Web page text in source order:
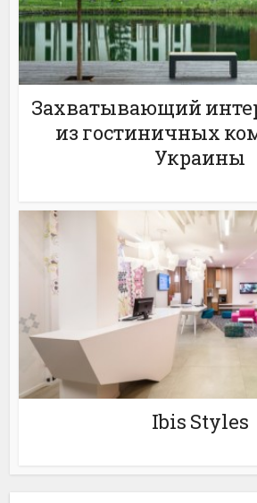
Захватывающий
из гостиничных
Украины
Ibis Styles